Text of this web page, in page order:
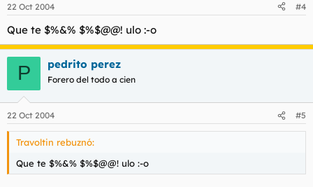
22 Oct 2004 #4
Que te $%&% $%$@@! ulo :-o
P pedrito perez
Forero del todo a cien
22 Oct 2004 #5
Travoltin rebuznó:
Que te $%&% $%$@@! ulo :-o